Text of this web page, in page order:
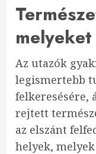
Az utazók
legismertebb
felkeresésére,
rejtett
az elszánt
helyek,